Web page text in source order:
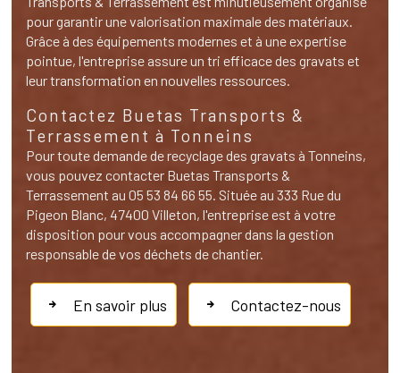
pour garantir une valorisation maximale des matériaux.
Grâce à des équipements modernes et à une expertise
pointue, l'entreprise assure un tri efficace des gravats et
leur transformation en nouvelles ressources.
Contactez Buetas Transports &
Terrassement à Tonneins
Pour toute demande de recyclage des gravats à Tonneins,
vous pouvez contacter Buetas Transports &
Terrassement au 05 53 84 66 55. Située au 333 Rue du
Pigeon Blanc, 47400 Villeton, l'entreprise est à votre
disposition pour vous accompagner dans la gestion
responsable de vos déchets de chantier.
En savoir plus Contactez-nous